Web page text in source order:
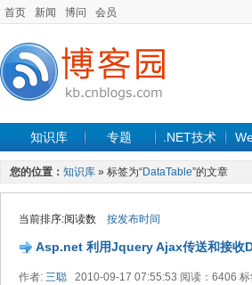
首页 新闻 博问 会员
知识库 专题 .NET技术
您的位置： 知识库 » 标签为“DataTable”的文章
当前排序:阅读数 按发布时间
Asp.net 利用Jquery Ajax传送和接收
作者: 三聪 2010-09-17 07:55:53 阅读：6406 标